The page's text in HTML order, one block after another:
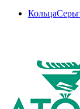
Кольца